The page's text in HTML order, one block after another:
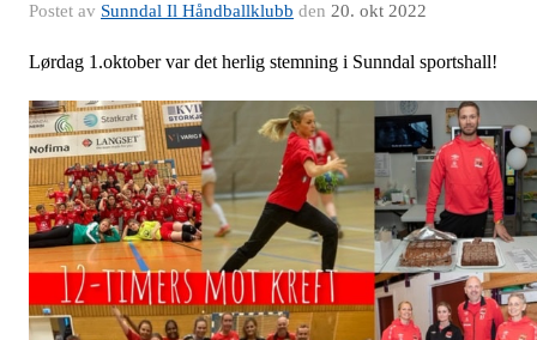
Postet av Sunndal Il Håndballklubb den 20. okt 2022
Lørdag 1.oktober var det herlig stemning i Sunndal sportshall!